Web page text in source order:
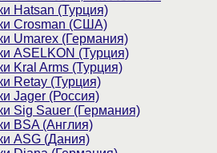
Hatsan (Турция)
Crosman (США)
Umarex (Германия)
ASELKON (Турция)
Kral Arms (Турция)
Retay (Турция)
Jager (Россия)
Sig Sauer (Германия)
BSA (Англия)
ASG (Дания)